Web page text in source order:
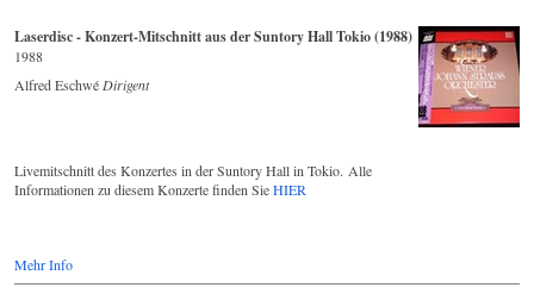
Laserdisc - Konzert-Mitschnitt aus der Suntory Hall Tokio (1988)
1988
Alfred Eschwé Dirigent
Livemitschnitt des Konzertes in der Suntory Hall in Tokio. Alle
Informationen zu diesem Konzerte finden SieHIER
Mehr Info